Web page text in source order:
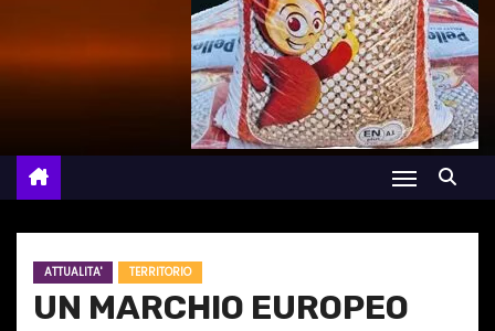
ATTUALITA' TERRITORIO
UN MARCHIO EUROPEO